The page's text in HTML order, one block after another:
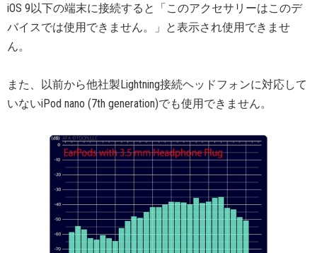
iOS 9以下の端末に接続すると「このアクセサリーはこのデ
バイスでは使用できません。」と表示され使用できませ
ん。
また、以前から他社製Lightning接続ヘッドフォンに対応して
いないiPod nano (7th generation)でも使用できません。